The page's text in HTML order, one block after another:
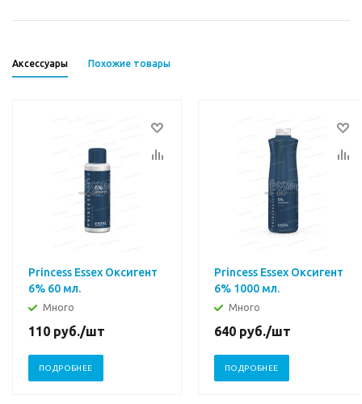
Аксессуары Похожие товары
Princess Essex Оксигент
6% 60 мл.
Много
110 руб./шт
ПОДРОБНЕЕ
Princess Essex Оксигент
6% 1000 мл.
Много
640 руб./шт
ПОДРОБНЕЕ